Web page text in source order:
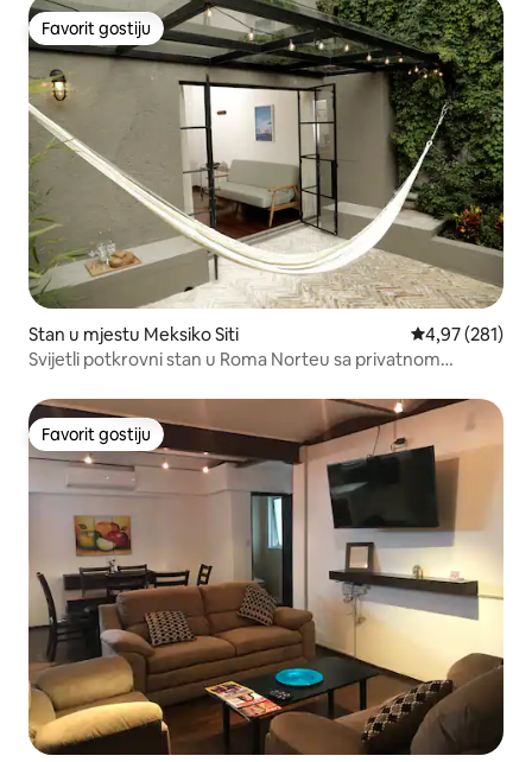
Favorit gostiju
Favorit gostiju
Stan u mjestu Meksiko Siti prosječna
4,97 (281)
Svijetli potkrovni stan u Roma Norteu sa privatnom
Favorit gostiju
Favorit gostiju